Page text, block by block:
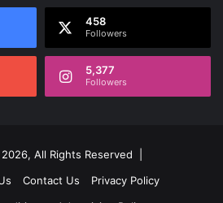
458
Followers
5,377
Followers
All Rights Reserved |
Contact Us
Privacy Policy